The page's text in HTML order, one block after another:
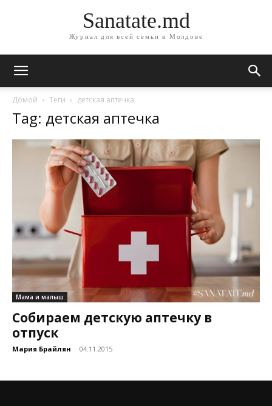
Sanatate.md
Журнал для всей семьи в Молдове
Домой Теги детская аптечка
Tag: детская аптечка
Мама и малыш
Собираем детскую аптечку в
отпуск
Мария Брайлян - 04.11.2015